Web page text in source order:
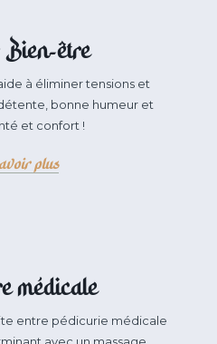
être
à éliminer tensions et
bonne humeur et
et confort !
plus
médicale
entre pédicurie médicale
avec un massage